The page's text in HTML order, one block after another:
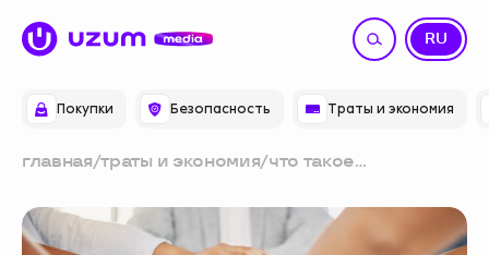
Покупки Безопасность Траты и экономия
RU
UZ
главная/траты и экономия/что такое
объясняем простыми
словами